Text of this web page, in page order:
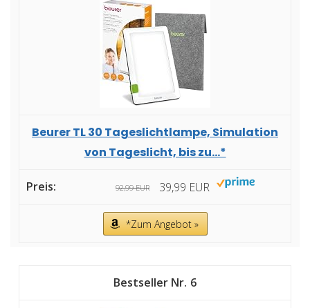
Beurer TL 30 Tageslichtlampe, Simulation
von Tageslicht, bis zu...*
92,99 EUR 39,99 EUR
*Zum Angebot »
6